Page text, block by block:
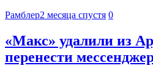
Рамблер2 месяца спустя 0
«Макс» удалили из
перенести